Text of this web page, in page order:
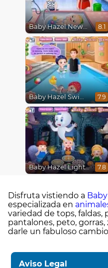
Baby Hazel Newborn Vaccination 8.1
Baby Hazel Swimming 7.9
Baby Hazel Lighthouse Adventure 7.8
Disfruta vistiendo a Baby
especializada en
variedad de tops, faldas,
pantalones, peto,
darle un fabuloso
Aviso Legal